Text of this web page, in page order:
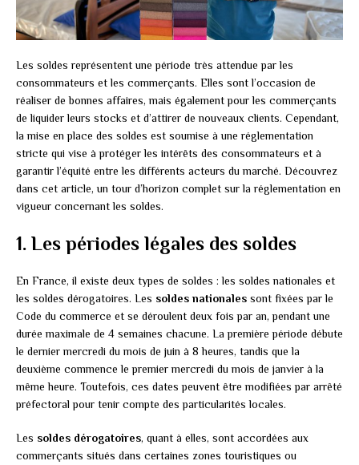
Les soldes représentent une période très attendue par les
consommateurs et les commerçants. Elles sont l’occasion de
réaliser de bonnes affaires, mais également pour les commerçants
de liquider leurs stocks et d’attirer de nouveaux clients. Cependant,
la mise en place des soldes est soumise à une réglementation
stricte qui vise à protéger les intérêts des consommateurs et à
garantir l’équité entre les différents acteurs du marché. Découvrez
dans cet article, un tour d’horizon complet sur la réglementation en
vigueur concernant les soldes.
1. Les périodes légales des soldes
En France, il existe deux types de soldes : les soldes nationales et
les soldes dérogatoires. Les soldes nationales sont fixées par le
Code du commerce et se déroulent deux fois par an, pendant une
durée maximale de 4 semaines chacune. La première période débute
le dernier mercredi du mois de juin à 8 heures, tandis que la
deuxième commence le premier mercredi du mois de janvier à la
même heure. Toutefois, ces dates peuvent être modifiées par arrêté
préfectoral pour tenir compte des particularités locales.
Les soldes dérogatoires, quant à elles, sont accordées aux
commerçants situés dans certaines zones touristiques ou